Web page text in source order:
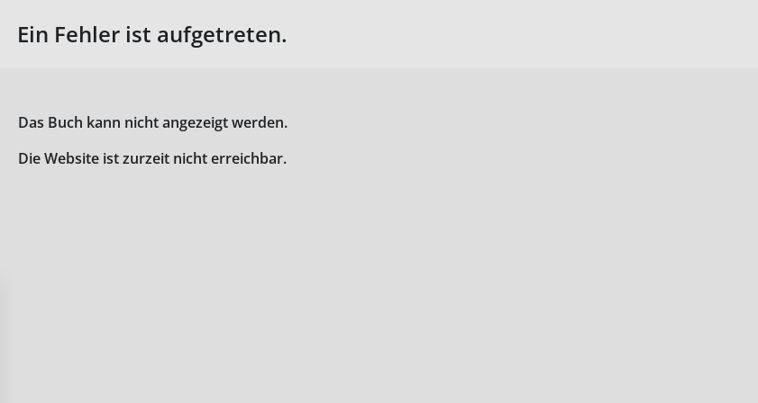
Ein Fehler ist aufgetreten.
Das Buch kann nicht angezeigt werden.
Die Website ist zurzeit nicht erreichbar.